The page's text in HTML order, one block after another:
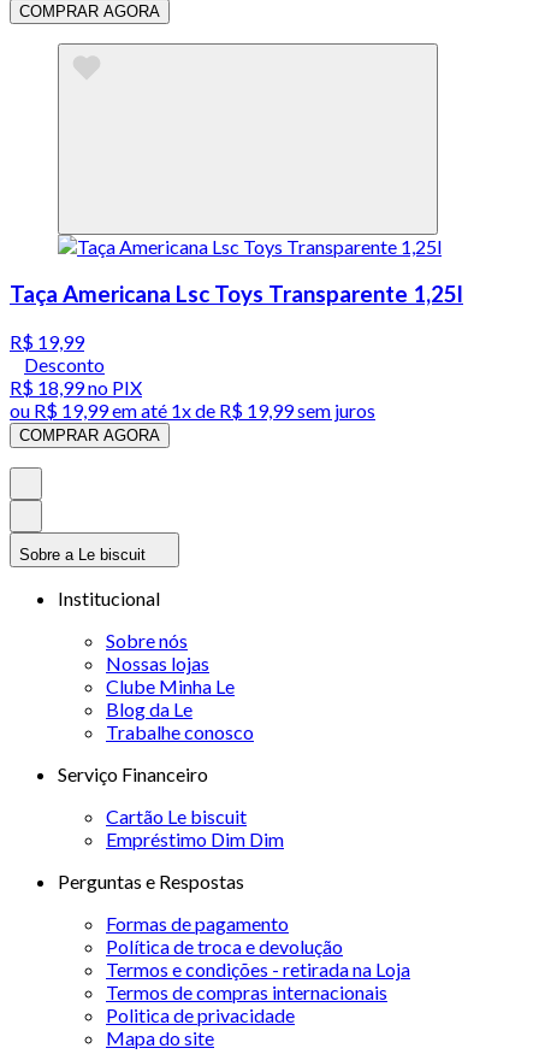
COMPRAR AGORA
Taça Americana Lsc Toys Transparente 1,25l
R$ 19,99
Desconto
R$ 18,99no PIX
ou R$ 19,99em até 1x de R$ 19,99sem juros
COMPRAR AGORA
Sobre a Le biscuit
Institucional
Sobre nós
Nossas lojas
Clube Minha Le
Blog da Le
Trabalhe conosco
Serviço Financeiro
Cartão Le biscuit
Empréstimo Dim Dim
Perguntas e Respostas
Formas de pagamento
Política de troca e devolução
Termos e condições - retirada na Loja
Termos de compras internacionais
Politica de privacidade
Mapa do site